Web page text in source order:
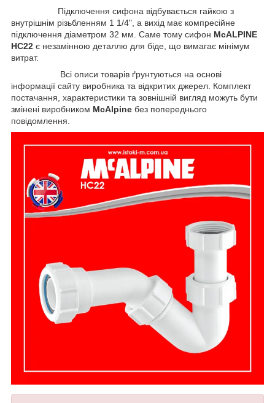
Підключення сифона відбувається гайкою з
внутрішнім різьбленням 1 1/4", а вихід має компресійне
підключення діаметром 32 мм. Саме тому сифон McALPINE
HC22 є незамінною деталлю для біде, що вимагає мінімум
витрат.
Всі описи товарів ґрунтуються на основі
інформації сайту виробника та відкритих джерел. Комплект
постачання, характеристики та зовнішній вигляд можуть бути
змінені виробником McAlpine без попереднього
повідомлення.